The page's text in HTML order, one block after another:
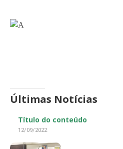
Últimas Notícias
Título do conteúdo
12/09/2022